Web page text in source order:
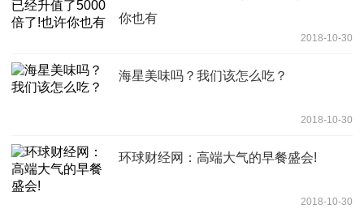
你也有
2018-10-30
海星美味吗？我们该怎么吃？
2018-10-30
环球财经网：高端大气的早餐盛会!
2018-10-30